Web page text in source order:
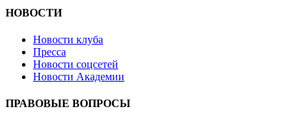
НОВОСТИ
Новости клуба
Пресса
Новости соцсетей
Новости Академии
ПРАВОВЫЕ ВОПРОСЫ